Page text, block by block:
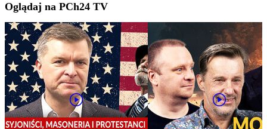
Oglądaj na PCh24 TV